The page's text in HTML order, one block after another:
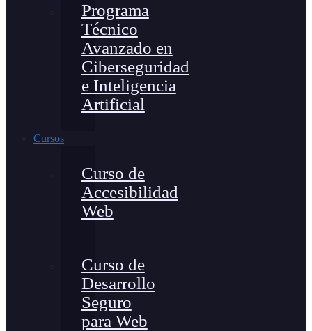
Programa
Técnico
Avanzado en
Ciberseguridad
e Inteligencia
Artificial
Cursos
Curso de
Accesibilidad
Web
Curso de
Desarrollo
Seguro
para Web